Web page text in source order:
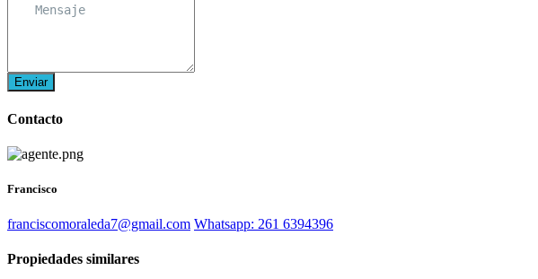
Enviar
Contacto
Francisco
franciscomoraleda7@gmail.com Whatsapp: 261 6394396
Propiedades similares